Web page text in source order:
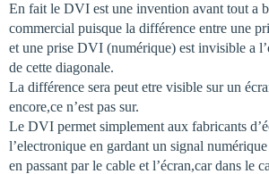
En fait le DVI est une invention avant tout a
commercial puisque la différence entre une
et une prise DVI (numérique) est invisible a
de cette diagonale.
La différence sera peut etre visible sur un
encore,ce n’est pas sur.
Le DVI permet simplement aux fabricants
l’electronique en gardant un signal
en passant par le cable et l’écran,car dans le